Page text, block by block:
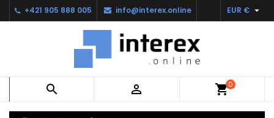
+421 905 888 005 info@interex.online EUR € 
  shopping_cart0